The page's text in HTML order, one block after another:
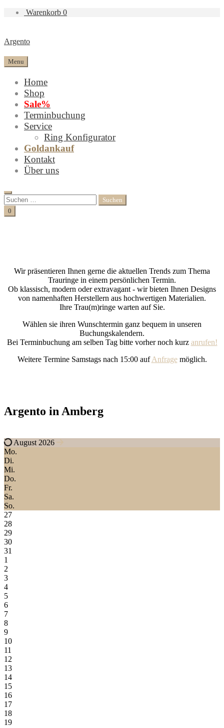
Warenkorb 0
Argento
Menu
Home
Shop
Sale%
Terminbuchung
Service
Ring Konfigurator
Goldankauf
Kontakt
Über uns
Search
Suchen
nach:
Cart
0
Wir präsentieren Ihnen gerne die aktuellen Trends zum Thema
Trauringe in einem persönlichen Termin.
Ob klassisch, modern oder extravagant - wir bieten Ihnen Designs
von namenhaften Herstellern aus hochwertigen Materialien.
Ihre Trau(m)ringe warten auf Sie.
Wählen sie ihren Wunschtermin ganz bequem in unseren
Buchungskalendern.
Bei Terminbuchung am selben Tag bitte vorher noch kurz anrufen!
Weitere Termine Samstags nach 15:00 aufAnfragemöglich.
Argento in Amberg
August 2026
Mo.
Di.
Mi.
Do.
Fr.
Sa.
So.
27
28
29
30
31
1
2
3
4
5
6
7
8
9
10
11
12
13
14
15
16
17
18
19